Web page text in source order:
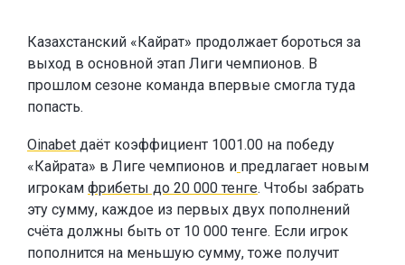
Казахстанский «Кайрат» продолжает бороться за
выход в основной этап Лиги чемпионов. В
прошлом сезоне команда впервые смогла туда
попасть.
Oinabet даёт коэффициент 1001.00 на победу
«Кайрата» в Лиге чемпионов и предлагает новым
игрокам фрибеты до 20 000 тенге. Чтобы забрать
эту сумму, каждое из первых двух пополнений
счёта должны быть от 10 000 тенге. Если игрок
пополнится на меньшую сумму, тоже получит